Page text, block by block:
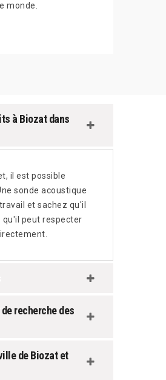
monde.
à Biozat dans
il est possible
sonde acoustique
et sachez qu'il
qu'il peut respecter
recherche des
de Biozat et